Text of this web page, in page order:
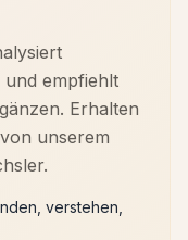
empfiehlt
Erhalten
unserem
verstehen,